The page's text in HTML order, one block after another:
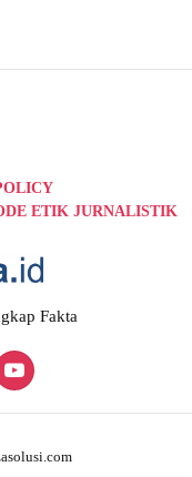
ETIK JURNALISTIK
Fakta